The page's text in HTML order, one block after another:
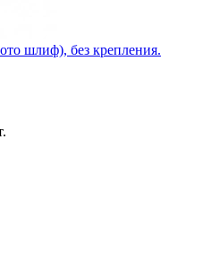
шлиф), без крепления.